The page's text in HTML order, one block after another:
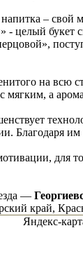
–
букет
на всю
мягким, а
Благодаря
для
—
край,
Яндекс-